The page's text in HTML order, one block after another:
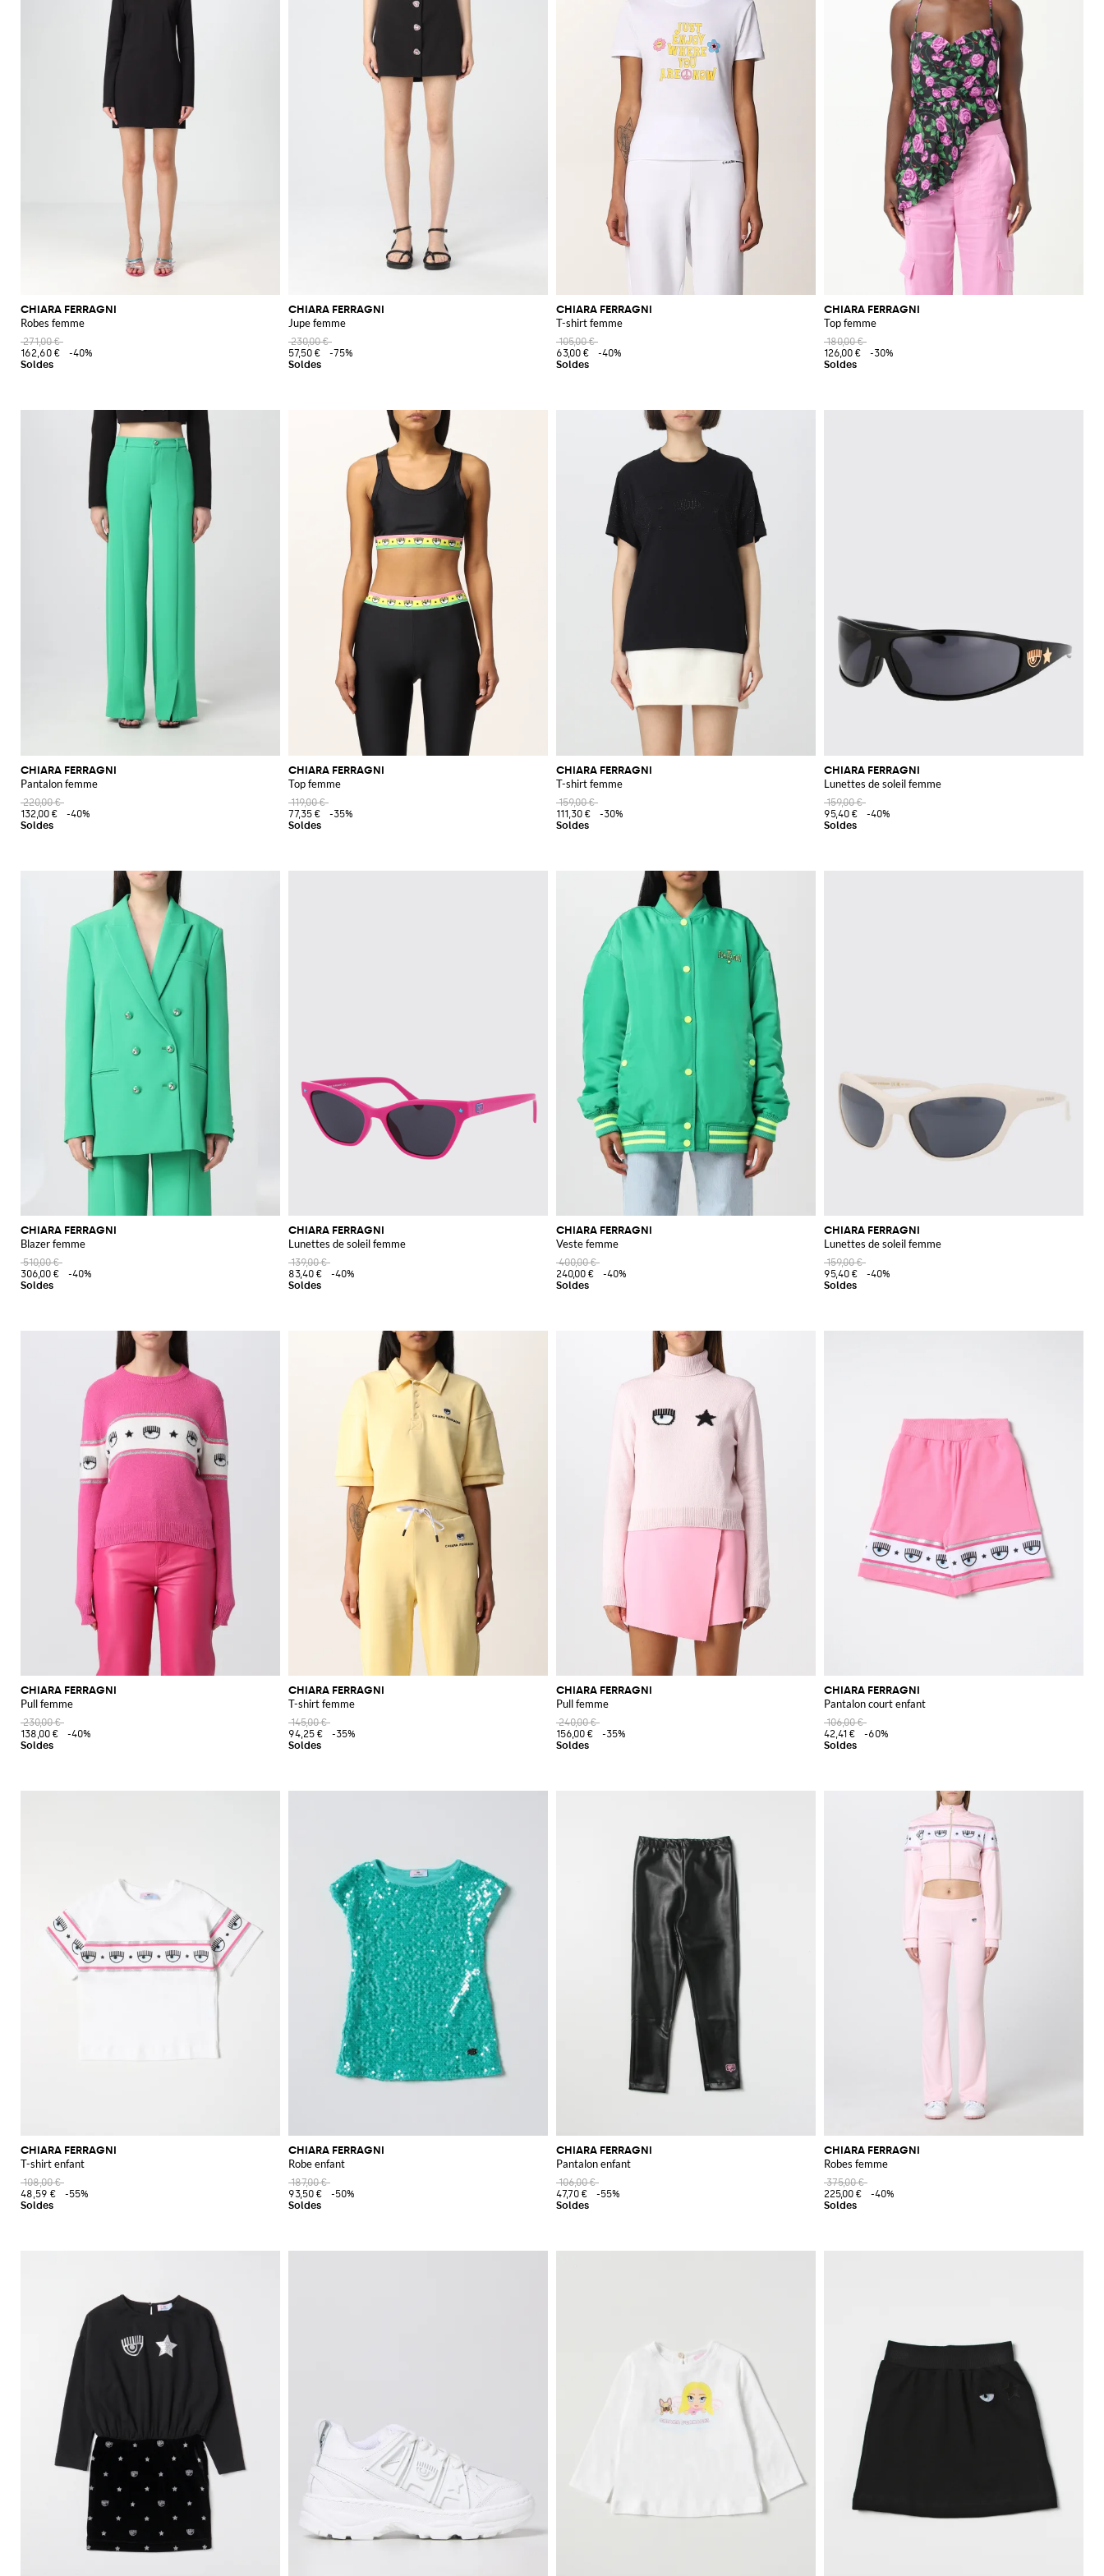
CHIARA FERRAGNI
Robes femme
271,00 €
162,60 €
-40%
CHIARA FERRAGNI
Jupe femme
230,00 €
57,50 €
-75%
CHIARA FERRAGNI
T-shirt femme
105,00 €
63,00 €
-40%
CHIARA FERRAGNI
Top femme
180,00 €
126,00 €
-30%
CHIARA FERRAGNI
Pantalon femme
220,00 €
132,00 €
-40%
CHIARA FERRAGNI
Top femme
119,00 €
77,35 €
-35%
CHIARA FERRAGNI
T-shirt femme
159,00 €
111,30 €
-30%
CHIARA FERRAGNI
Lunettes de soleil femme
159,00 €
95,40 €
-40%
CHIARA FERRAGNI
Blazer femme
510,00 €
306,00 €
-40%
CHIARA FERRAGNI
Lunettes de soleil femme
139,00 €
83,40 €
-40%
CHIARA FERRAGNI
Veste femme
400,00 €
240,00 €
-40%
CHIARA FERRAGNI
Lunettes de soleil femme
159,00 €
95,40 €
-40%
CHIARA FERRAGNI
Pull femme
230,00 €
138,00 €
-40%
CHIARA FERRAGNI
T-shirt femme
145,00 €
94,25 €
-35%
CHIARA FERRAGNI
Pull femme
240,00 €
156,00 €
-35%
CHIARA FERRAGNI
Pantalon court enfant
106,00 €
42,41 €
-60%
CHIARA FERRAGNI
T-shirt enfant
108,00 €
48,59 €
-55%
CHIARA FERRAGNI
Robe enfant
187,00 €
93,50 €
-50%
CHIARA FERRAGNI
Pantalon enfant
106,00 €
47,70 €
-55%
CHIARA FERRAGNI
Robes femme
375,00 €
225,00 €
-40%